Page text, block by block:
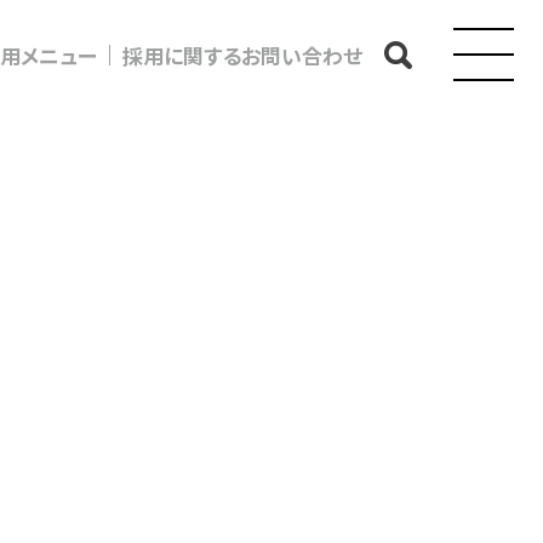
メニュー 採用に関するお問い合わせ